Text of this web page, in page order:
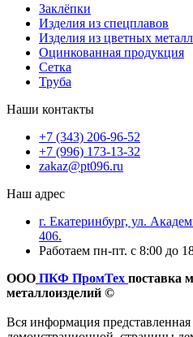
Заклёпки
Изделия из спецплавов
Изделия из цветных
Оцинкованная продукция
Сетка
Труба
Наши контакты
+7 (343) 206-96-52
+7 (996) 173-13-32
zakaz@pt096.ru
Наш адрес
г. Екатеринбург, ул.
406.
Работаем пн-пт. с 8:00 до
ООО ПКФ ПромТех поставка
металлоизделий ©
Вся информация представленная